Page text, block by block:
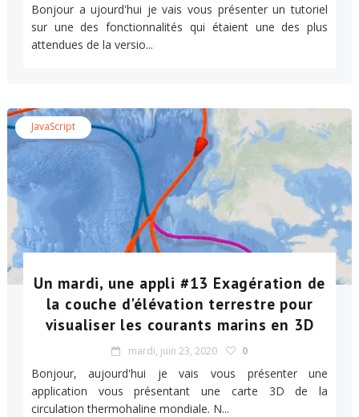
Bonjour a ujourd'hui je vais vous présenter un tutoriel
sur une des fonctionnalités qui étaient une des plus
attendues de la versio...
JavaScript
Un mardi, une appli #13 Exagération de
la couche d'élévation terrestre pour
visualiser les courants marins en 3D
mardi, juin 23, 2020 0
Bonjour, aujourd'hui je vais vous présenter une
application vous présentant une carte 3D de la
circulation thermohaline mondiale. N...